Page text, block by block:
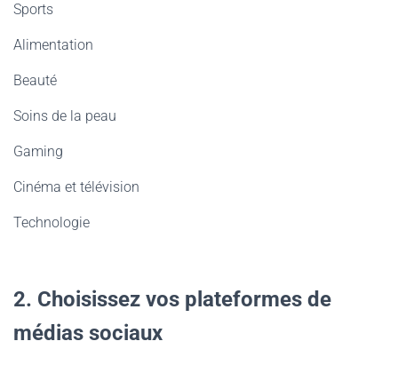
Sports
Alimentation
Beauté
Soins de la peau
Gaming
Cinéma et télévision
Technologie
2. Choisissez vos plateformes de
médias sociaux